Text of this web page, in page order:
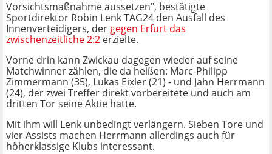
Vorsichtsmaßnahme aussetzen", bestätigte
Sportdirektor Robin Lenk TAG24 den Ausfall des
Innenverteidigers, der gegen Erfurt das
zwischenzeitliche 2:2 erzielte.
Vorne drin kann Zwickau dagegen wieder auf seine
Matchwinner zählen, die da heißen: Marc-Philipp
Zimmermann (35), Lukas Eixler (21) - und Jahn Herrmann
(24), der zwei Treffer direkt vorbereitete und auch am
dritten Tor seine Aktie hatte.
Mit ihm will Lenk unbedingt verlängern. Sieben Tore und
vier Assists machen Herrmann allerdings auch für
höherklassige Klubs interessant.